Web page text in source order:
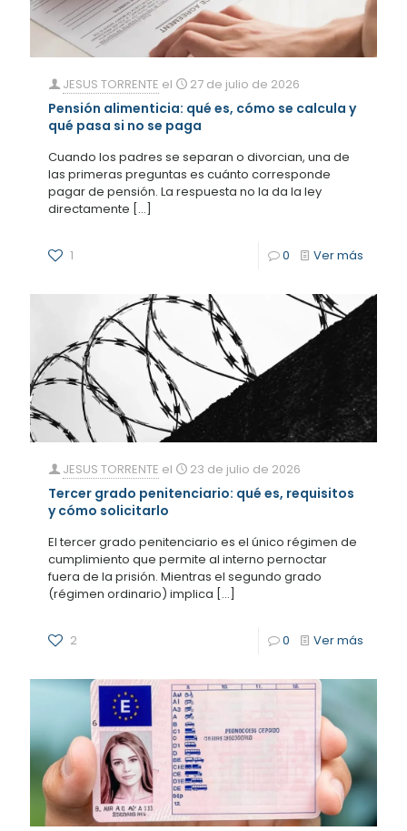
JESUS TORRENTE el 27 de julio de 2026
Pensión alimenticia: qué es, cómo se calcula y
qué pasa si no se paga
Cuando los padres se separan o divorcian, una de
las primeras preguntas es cuánto corresponde
pagar de pensión. La respuesta no la da la ley
directamente […]
1 0 Ver más
JESUS TORRENTE el 23 de julio de 2026
Tercer grado penitenciario: qué es, requisitos
y cómo solicitarlo
El tercer grado penitenciario es el único régimen de
cumplimiento que permite al interno pernoctar
fuera de la prisión. Mientras el segundo grado
(régimen ordinario) implica […]
2 0 Ver más